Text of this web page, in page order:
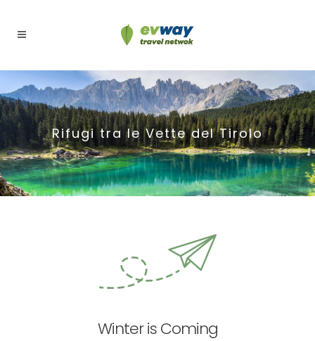
Rifugi tra le Vette del Tirolo
Winter is Coming